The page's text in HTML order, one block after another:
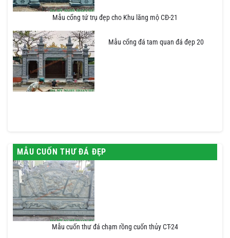
Mẫu cổng tứ trụ đẹp cho Khu lăng mộ CĐ-21
Mẫu cổng đá tam quan đá đẹp 20
MẪU CUỐN THƯ ĐÁ ĐẸP
Mẫu cuốn thư đá chạm rồng cuốn thủy CT-24